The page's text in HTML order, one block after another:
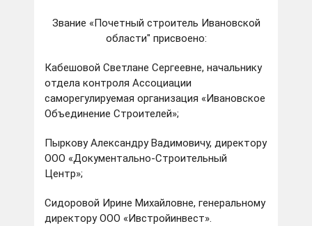
Звание «Почетный строитель Ивановской
области" присвоено:
Кабешовой Светлане Сергеевне, начальнику
отдела контроля Ассоциации
саморегулируемая организация «Ивановское
Объединение Строителей»;
Пыркову Александру Вадимовичу, директору
ООО «Документально-Строительный
Центр»;
Сидоровой Ирине Михайловне, генеральному
директору ООО «Ивстройинвест».